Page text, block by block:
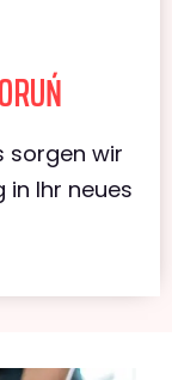
sorgen wir
in Ihr neues